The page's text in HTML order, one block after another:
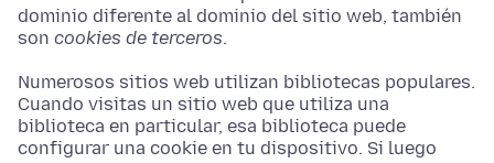
dominio diferente al dominio del sitio web, también
son cookies de terceros.
Numerosos sitios web utilizan bibliotecas populares.
Cuando visitas un sitio web que utiliza una
biblioteca en particular, esa biblioteca puede
configurar una cookie en tu dispositivo. Si luego